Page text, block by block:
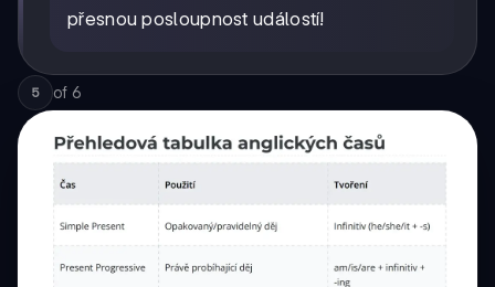
přesnou posloupnost událostí!
5 of 6